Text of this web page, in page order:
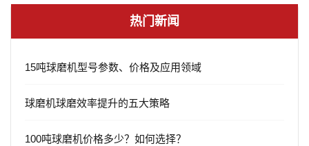
热门新闻
15吨球磨机型号参数、价格及应用领域
球磨机球磨效率提升的五大策略
100吨球磨机价格多少？如何选择？